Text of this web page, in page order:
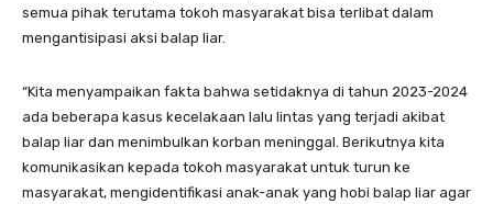
semua pihak terutama tokoh masyarakat bisa terlibat dalam
mengantisipasi aksi balap liar.
“Kita menyampaikan fakta bahwa setidaknya di tahun 2023-2024
ada beberapa kasus kecelakaan lalu lintas yang terjadi akibat
balap liar dan menimbulkan korban meninggal. Berikutnya kita
komunikasikan kepada tokoh masyarakat untuk turun ke
masyarakat, mengidentifikasi anak-anak yang hobi balap liar agar